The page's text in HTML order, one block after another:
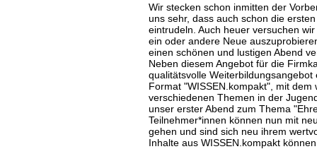
Wir stecken schon inmitten der
uns sehr, dass auch schon die
eintrudeln. Auch heuer versuchen
ein oder andere Neue
einen schönen und lustigen Abend
Neben diesem Angebot für die
qualitätsvolle
Format "WISSEN.kompakt", mit
verschiedenen Themen in der
unser erster Abend zum Thema
Teilnehmer*innen können nun mit
gehen und sind sich neu ihrem
Inhalte aus WISSEN.kompakt